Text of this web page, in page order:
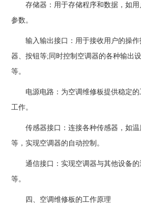
存储器：用于存储程序和数据，如用
参数。
输入输出接口：用于接收用户的操作
器、按钮等;同时控制空调器的各种输出
等。
电源电路：为空调维修板提供稳定的
工作。
传感器接口：连接各种传感器，如温
等，实现空调器的自动控制。
通信接口：实现空调器与其他设备的
等。
四、空调维修板的工作原理